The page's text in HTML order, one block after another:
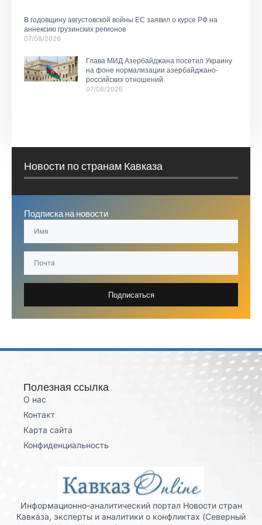
В годовщину августовской войны ЕС заявил о курсе РФ на
аннексию грузинских регионов
07/08/2026
Глава МИД Азербайджана посетил Украину
на фоне нормализации азербайджано-
российских отношений
07/08/2026
Новости по странам Кавказа
Подписка на новости
Подписаться
Полезная ссылка
О нас
Контакт
Карта сайта
Конфиденциальность
Информационно-аналитический портал Новости стран
Кавказа, эксперты и аналитики о конфликтах (Северный